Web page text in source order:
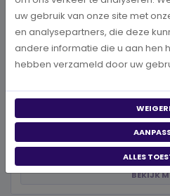
Is een goed doel
Wanneer je besluit om een goed
zeker weten dat jouw donatie
BEKIJK
uw gebruik van onze site met
en analysepartners, die deze
andere informatie die u aan hen
hebben verzameld door uw
ALLES